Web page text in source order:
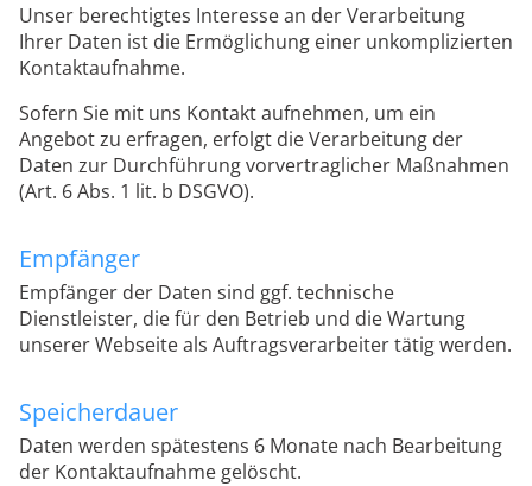
Unser berechtigtes Interesse an der Verarbeitung
Ihrer Daten ist die Ermöglichung einer unkomplizierten
Kontaktaufnahme.
Sofern Sie mit uns Kontakt aufnehmen, um ein
Angebot zu erfragen, erfolgt die Verarbeitung der
Daten zur Durchführung vorvertraglicher Maßnahmen
(Art. 6 Abs. 1 lit. b DSGVO).
Empfänger
Empfänger der Daten sind ggf. technische
Dienstleister, die für den Betrieb und die Wartung
unserer Webseite als Auftragsverarbeiter tätig werden.
Speicherdauer
Daten werden spätestens 6 Monate nach Bearbeitung
der Kontaktaufnahme gelöscht.